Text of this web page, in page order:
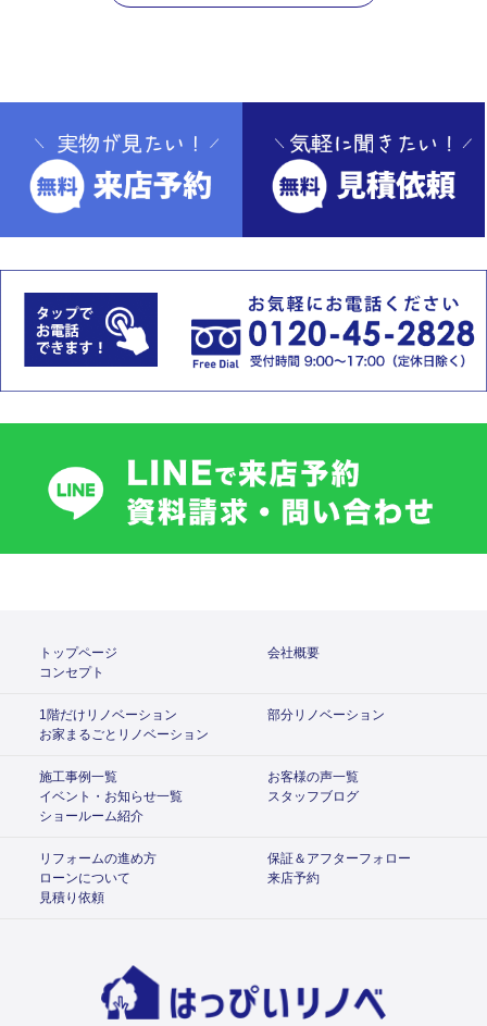
トップページ
会社概要
コンセプト
1階だけリノベーション
部分リノベーション
お家まるごとリノベーション
施工事例一覧
お客様の声一覧
イベント・お知らせ一覧
スタッフブログ
ショールーム紹介
リフォームの進め方
保証＆アフターフォロー
ローンについて
来店予約
見積り依頼